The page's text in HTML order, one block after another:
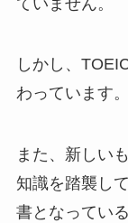
しかし、
わっています。
また、新しい
知識を踏襲し
書となってい